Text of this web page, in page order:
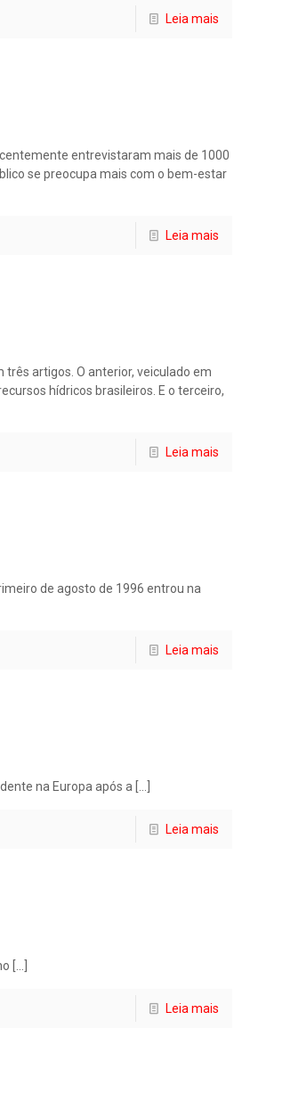
Leia mais
entrevistaram mais de 1000
se preocupa mais com o bem-estar
Leia mais
artigos. O anterior, veiculado em
hídricos brasileiros. E o terceiro,
Leia mais
de agosto de 1996 entrou na
Leia mais
na Europa após a
Leia mais
Leia mais